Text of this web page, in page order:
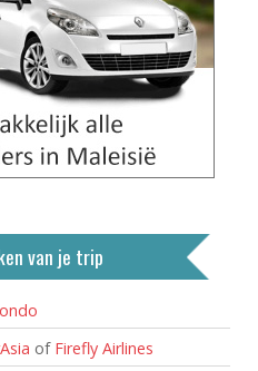
van je trip
of Firefly Airlines